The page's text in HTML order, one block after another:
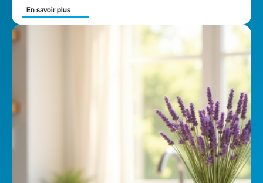
En savoir plus